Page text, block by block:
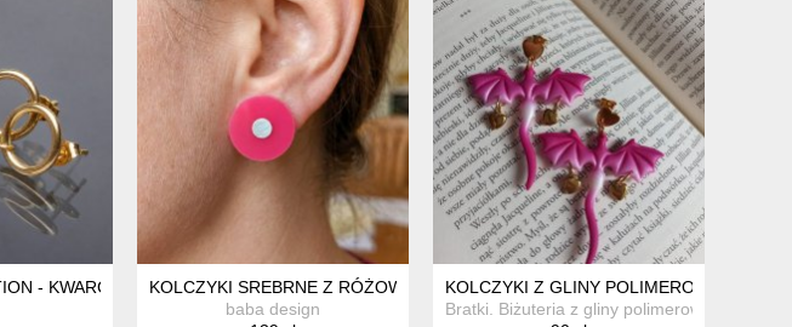
- KWARC MAGENTA /13.07.25/ - KOLCZYKI
KOLCZYKI SREBRNE Z RÓŻOWYM PLEXI 20 MM
baba design
KOLCZYKI Z GLINY POLIMEROWEJ
Bratki. Biżuteria z gliny polimerowej